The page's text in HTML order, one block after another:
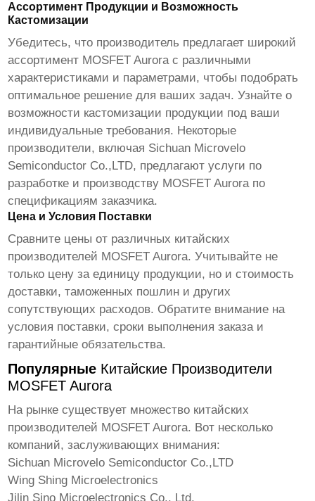
Ассортимент Продукции и Возможность
Кастомизации
Убедитесь, что производитель предлагает широкий
ассортимент MOSFET Auroraс различными
характеристиками и параметрами, чтобы подобрать
оптимальное решение для ваших задач. Узнайте о
возможности кастомизации продукции под ваши
индивидуальные требования. Некоторые
производители, включая Sichuan Microvelo
Semiconductor Co.,LTD, предлагают услуги по
разработке и производству MOSFET Auroraпо
спецификациям заказчика.
Цена и Условия Поставки
Сравните цены от различных китайских
производителей MOSFET Aurora. Учитывайте не
только цену за единицу продукции, но и стоимость
доставки, таможенных пошлин и других
сопутствующих расходов. Обратите внимание на
условия поставки, сроки выполнения заказа и
гарантийные обязательства.
Популярные Китайские Производители
MOSFET Aurora
На рынке существует множество китайских
производителей MOSFET Aurora. Вот несколько
компаний, заслуживающих внимания:
Sichuan Microvelo Semiconductor Co.,LTD
Wing Shing Microelectronics
Jilin Sino Microelectronics Co., Ltd.